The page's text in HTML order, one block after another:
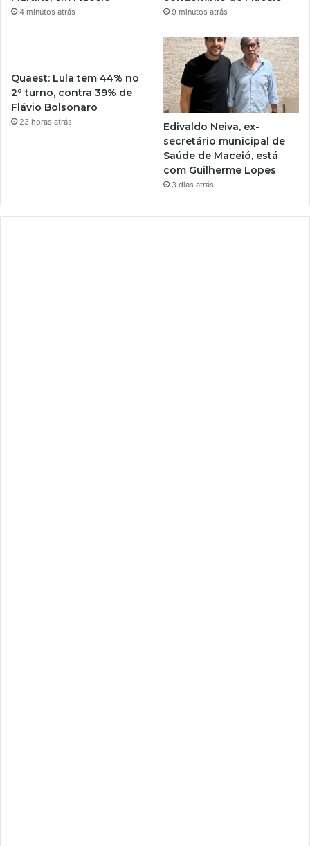
4 minutos atrás 9 minutos atrás
Quaest: Lula tem 44% no
2º turno, contra 39% de
Flávio Bolsonaro
23 horas atrás
Edivaldo Neiva, ex-
secretário municipal de
Saúde de Maceió, está
com Guilherme Lopes
3 dias atrás